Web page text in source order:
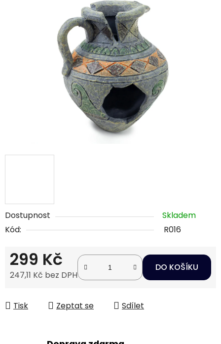
Dostupnost
Skladem
Kód:
R016
299 Kč
247,11 Kč bez DPH
DO KOŠÍKU
Tisk Zeptat se Sdílet